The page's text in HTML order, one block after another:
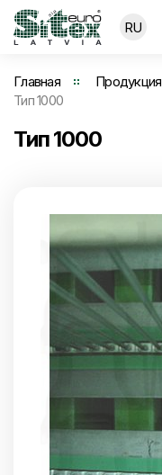
RU
Главная Продукция
Тип 1000
Тип 1000